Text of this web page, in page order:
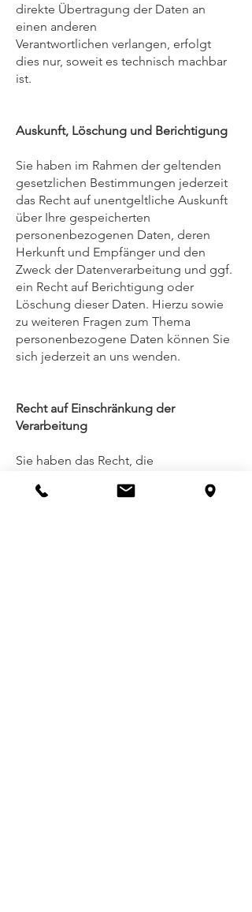
direkte Übertragung der Daten an
einen anderen
Verantwortlichen verlangen, erfolgt
dies nur, soweit es technisch machbar
ist.
Auskunft, Löschung und Berichtigung
Sie haben im Rahmen der geltenden
gesetzlichen Bestimmungen jederzeit
das Recht auf unentgeltliche Auskunft
über Ihre gespeicherten
personenbezogenen Daten, deren
Herkunft und Empfänger und den
Zweck der Datenverarbeitung und ggf.
ein Recht auf Berichtigung oder
Löschung dieser Daten. Hierzu sowie
zu weiteren Fragen zum Thema
personenbezogene Daten können Sie
sich jederzeit an uns wenden.
Recht auf Einschränkung der
Verarbeitung
Sie haben das Recht, die
personenbezogenen Daten zu